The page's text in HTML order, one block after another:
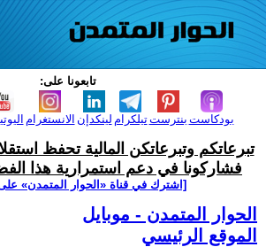
تابعونا على:
الانستغرام لينكدإن تيلكرامبنترست بودكاست
تبرعاتكم وتبرعاتكن المالية تحفظ
فشاركونا في دعم استمرارية هذا
[اشترك في قناة ‫«الحوار المتمدن»
الحوار المتمدن - موبايل
الموقع الرئيسي